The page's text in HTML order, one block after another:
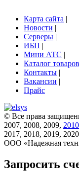
Карта сайта |
Новости |
Серверы |
ИБП |
Мини АТС |
Каталог товаров
Контакты |
Вакансии |
Прайс
© Все права
2007, 2008, 2009, 2010
2017, 2018, 2019,
ООО «Надежная
Запросить